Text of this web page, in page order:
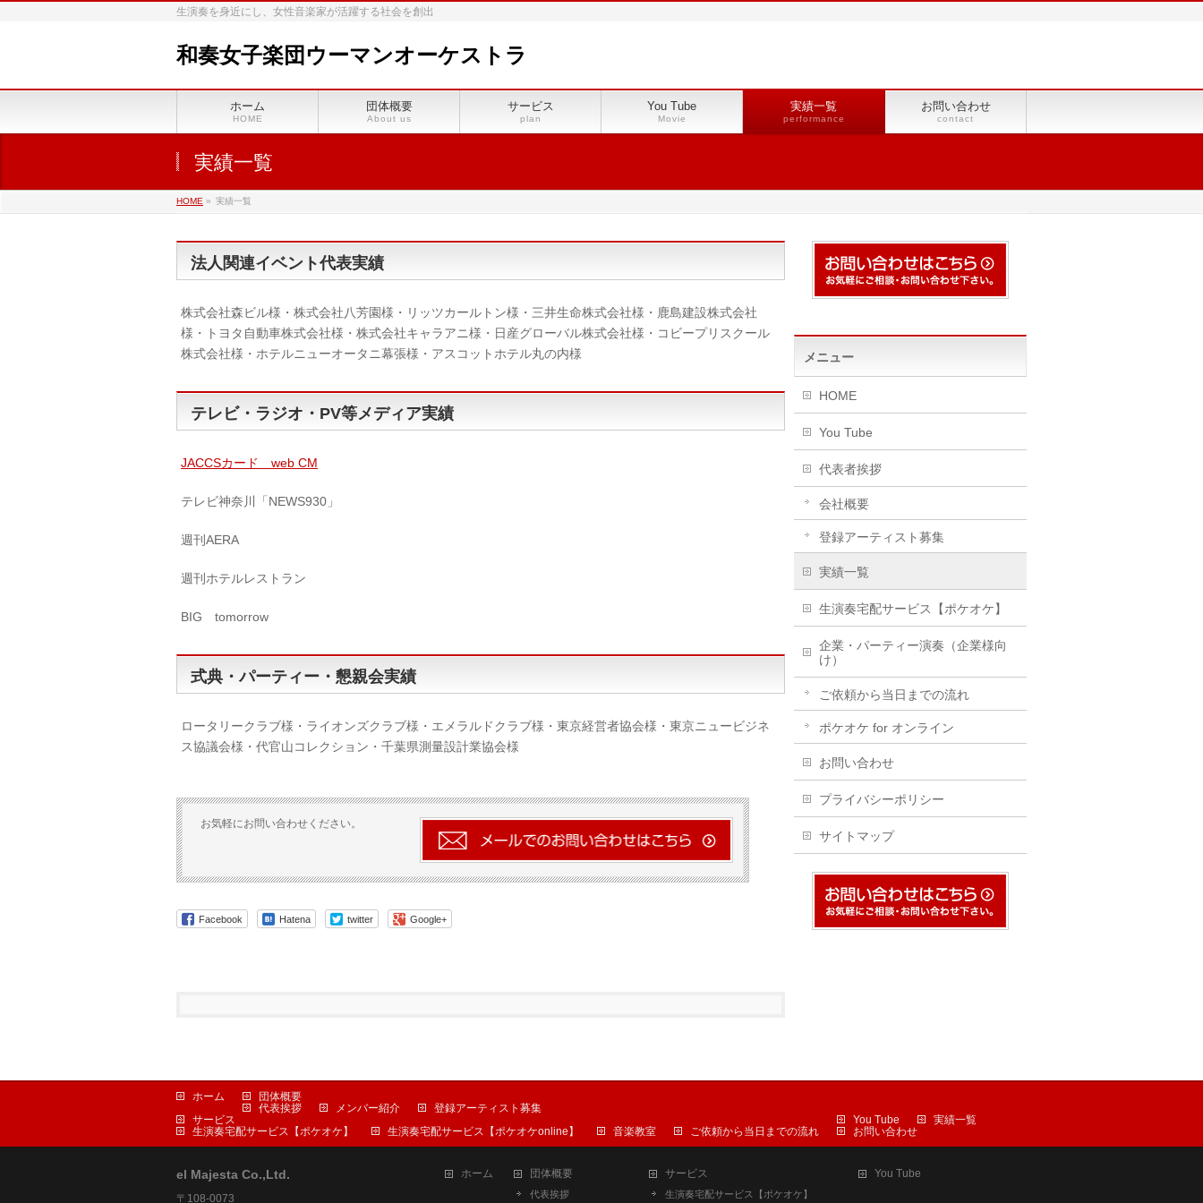
生演奏を身近にし、女性音楽家が活躍する社会を創出
和奏女子楽団ウーマンオーケストラ
ホーム
HOME
団体概要
About us
サービス
plan
You Tube
Movie
実績一覧
performance
お問い合わせ
contact
実績一覧
HOME » 実績一覧
法人関連イベント代表実績
株式会社森ビル様・株式会社八芳園様・リッツカールトン様・三井生命株式会社様・鹿島建設株式会社
様・トヨタ自動車株式会社様・株式会社キャラアニ様・日産グローバル株式会社様・コビープリスクール
株式会社様・ホテルニューオータニ幕張様・アスコットホテル丸の内様
テレビ・ラジオ・PV等メディア実績
JACCSカード web CM
テレビ神奈川「NEWS930」
週刊AERA
週刊ホテルレストラン
BIG tomorrow
式典・パーティー・懇親会実績
ロータリークラブ様・ライオンズクラブ様・エメラルドクラブ様・東京経営者協会様・東京ニュービジネ
ス協議会様・代官山コレクション・千葉県測量設計業協会様
お気軽にお問い合わせください。
Facebook Hatena twitter Google+
メニュー
HOME
You Tube
代表者挨拶
会社概要
登録アーティスト募集
実績一覧
生演奏宅配サービス【ポケオケ】
企業・パーティー演奏（企業様向
け）
ご依頼から当日までの流れ
ポケオケ for オンライン
お問い合わせ
プライバシーポリシー
サイトマップ
ホーム
団体概要
代表挨拶
メンバー紹介
登録アーティスト募集
サービス
生演奏宅配サービス【ポケオケ】
生演奏宅配サービス【ポケオケonline】 音楽教室 ご依頼から当日までの流れ
You Tube
実績一覧
お問い合わせ
el Majesta Co.,Ltd.
〒108-0073
ホーム 団体概要
代表挨拶
サービス
生演奏宅配サービス【ポケオケ】
You Tube